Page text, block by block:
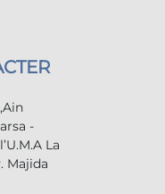
-
La
Majida